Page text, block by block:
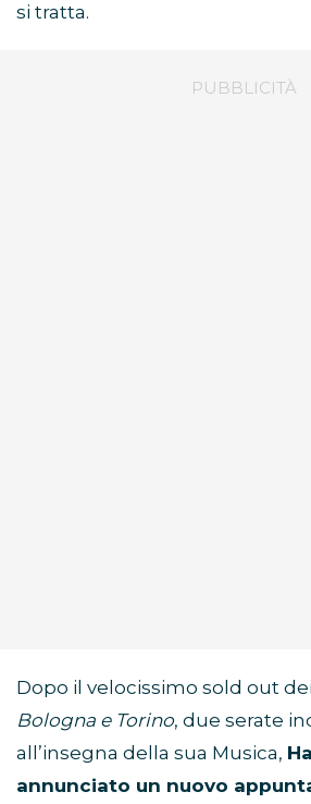
si tratta.
Dopo il velocissimo sold out
Bologna e Torino, due serate
all’insegna della sua Musica,
annunciato un nuovo